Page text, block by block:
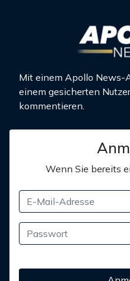
Mit einem Apollo News-
einem gesicherten
kommentieren.
Wenn Sie bereits